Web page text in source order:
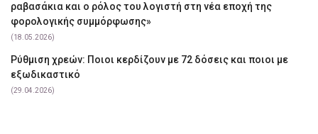
ραβασάκια και ο ρόλος του λογιστή στη νέα εποχή της
φορολογικής συμμόρφωσης»
(18.05.2026)
Ρύθμιση χρεών: Ποιοι κερδίζουν με 72 δόσεις και ποιοι με
εξωδικαστικό
(29.04.2026)